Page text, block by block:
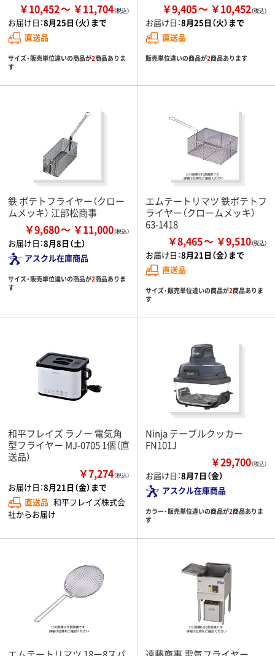
￥10,452 ￥11,704
お届け日：8月25日（火）まで
直送品
サイズ・販売単位違いの商品が2商品ありま
す
￥9,405 ￥10,452
お届け日：8月25日（火）まで
直送品
販売単位違いの商品が2商品あります
鉄 ポテトフライヤー（クロー
ムメッキ） 江部松商事
￥9,680 ￥11,000
お届け日：8月8日（土）
アスクル在庫商品
サイズ・販売単位違いの商品が2商品ありま
す
エムテートリマツ 鉄ポテトフ
ライヤー（クロームメッキ）
63-1418
￥8,465 ￥9,510
お届け日：8月21日（金）まで
直送品
サイズ・販売単位違いの商品が2商品ありま
す
和平フレイズ ラノー 電気角
型フライヤー MJ-0705 1個（直
送品）
￥7,274（税込）
お届け日：8月21日（金）まで
直送品 和平フレイズ株式会
社からお届け
Ninja テーブルクッカー
FN101J
￥29,700（税込）
お届け日：8月7日（金）
アスクル在庫商品
カラー・販売単位違いの商品が2商品ありま
す